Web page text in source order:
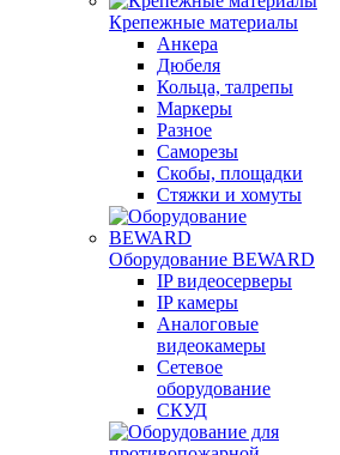
Крепежные материалы
Анкера
Дюбеля
Кольца, талрепы
Маркеры
Разное
Саморезы
Скобы, площадки
Стяжки и хомуты
Оборудование BEWARD
IP видеосерверы
IP камеры
Аналоговые
видеокамеры
Сетевое
оборудование
СКУД